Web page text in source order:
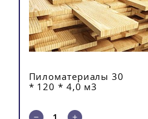
Пиломатериалы 30
* 120 * 4,0 м3